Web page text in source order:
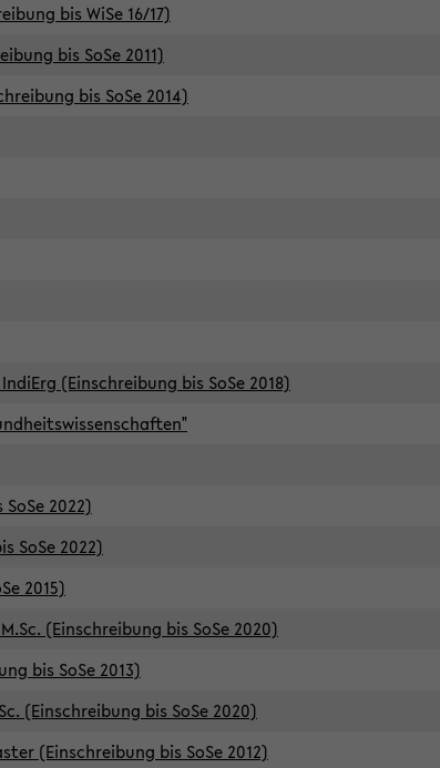
bis WiSe 16/17)
bis SoSe 2011)
bis SoSe 2014)
(Einschreibung bis SoSe 2018)
2022)
SoSe 2022)
2015)
(Einschreibung bis SoSe 2020)
bis SoSe 2013)
(Einschreibung bis SoSe 2020)
(Einschreibung bis SoSe 2012)